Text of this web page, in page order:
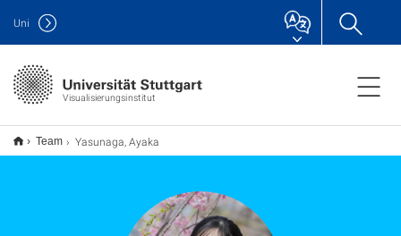
Visualisierungsinstitut
Uni
Team Yasunaga, Ayaka